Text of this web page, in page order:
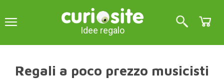
Idee regalo
Regali a poco prezzo musicisti